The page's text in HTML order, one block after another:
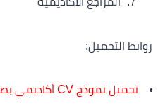
روابط التحميل:
تحميل نموذج CV أكاديمي بصيغة Word